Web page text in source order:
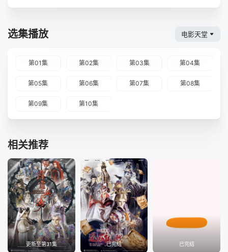
选集播放 电影天堂
第01集 第02集 第03集 第04集
第05集 第06集 第07集 第08集
第09集 第10集
相关推荐
更新至第31集 已完结 已完结